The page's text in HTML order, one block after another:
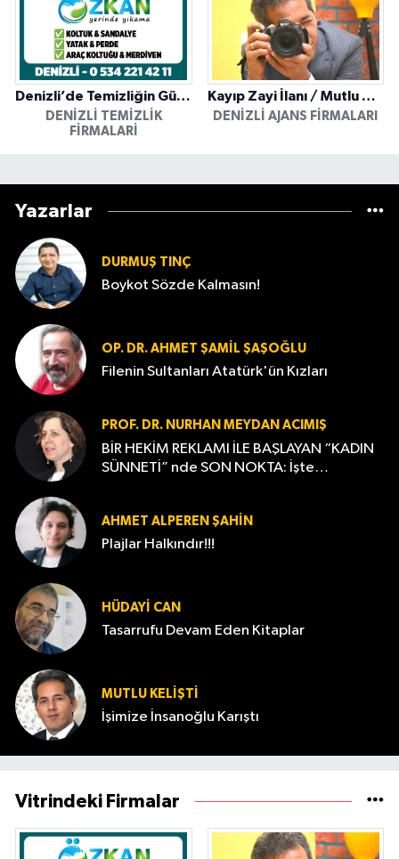
Denizli’de Temizliğin Güvenilir Adresi: Özkan Yerinde Yıkama
DENIZLI TEMIZLIK
FIRMALARI
Kayıp Zayi İlanı / Mutlu Ajans / Denizli
DENIZLI AJANS FIRMALARI
Yazarlar
DURMUŞ TINÇ
Boykot Sözde Kalmasın!
OP. DR. AHMET ŞAMIL ŞAŞOĞLU
Filenin Sultanları Atatürk'ün Kızları
PROF. DR. NURHAN MEYDAN ACIMIŞ
BİR HEKİM REKLAMI İLE BAŞLAYAN “KADIN
SÜNNETİ” nde SON NOKTA: İşte
AHMET ALPEREN ŞAHIN
Plajlar Halkındır!!!
HÜDAYI CAN
Tasarrufu Devam Eden Kitaplar
MUTLU KELİŞTİ
İşimize İnsanoğlu Karıştı
Vitrindeki Firmalar